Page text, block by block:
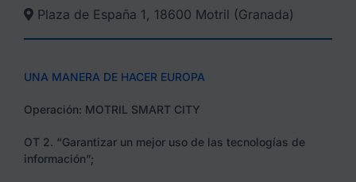
Plaza de España 1, 18600 Motril (Granada)​
UNA MANERA DE HACER EUROPA
Operación: MOTRIL SMART CITY
OT 2. “Garantizar un mejor uso de las tecnologías de
información”;